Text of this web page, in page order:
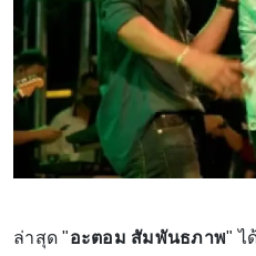
ล่าสุด "อะตอม สัมพันธภาพ" ไ